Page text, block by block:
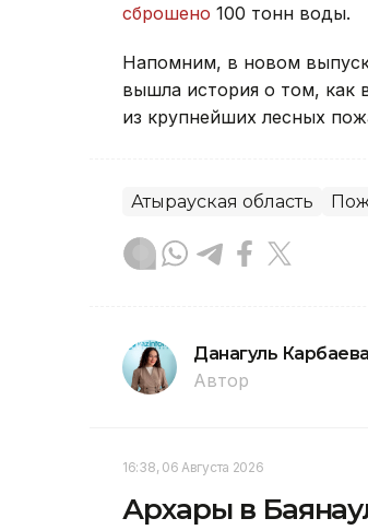
сброшено 100 тонн воды.
Напомним, в новом
вышла история о том, как
из крупнейших лесных
Атырауская область
Данагуль Карбаева
Автор
16:38, 06 Августа 2026
Архары в